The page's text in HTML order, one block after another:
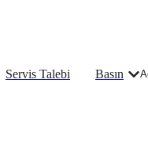
Servis Talebi Basın